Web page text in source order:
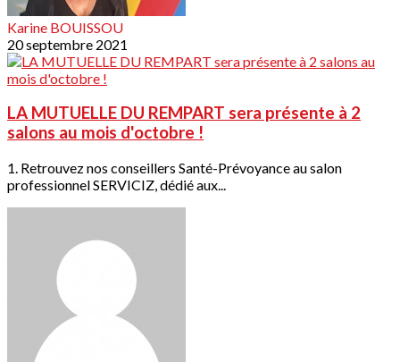
Karine BOUISSOU
20 septembre 2021
LA MUTUELLE DU REMPART sera présente à 2
salons au mois d'octobre !
1. Retrouvez nos conseillers Santé-Prévoyance au salon
professionnel SERVICIZ, dédié aux...